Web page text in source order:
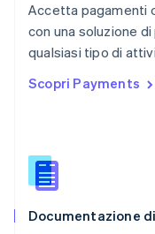
Accetta pagamenti
con una soluzione
qualsiasi tipo di
Scopri Payments
Documentazione
English简体中文
Regno Unito
English
English
English
Slovacchia
Slovenia